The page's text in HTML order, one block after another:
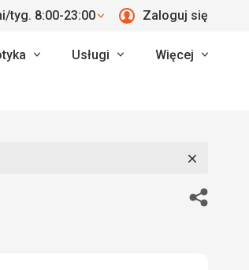
tyg. 8:00-23:00 Zaloguj się
Usługi Więcej